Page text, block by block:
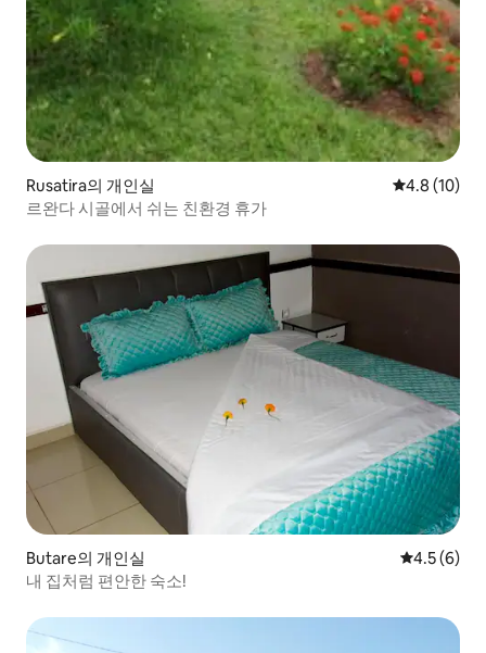
Rusatira의 개인실 평점 4.8점(5
4.8 (10)
르완다 시골에서 쉬는 친환경 휴가
Butare의 개인실 평점 4.5점
4.5 (6)
내 집처럼 편안한 숙소!